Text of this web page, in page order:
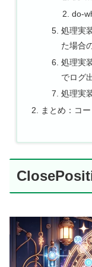
do-
処理実
た場合
処理実
でログ
処理実
まとめ：コ